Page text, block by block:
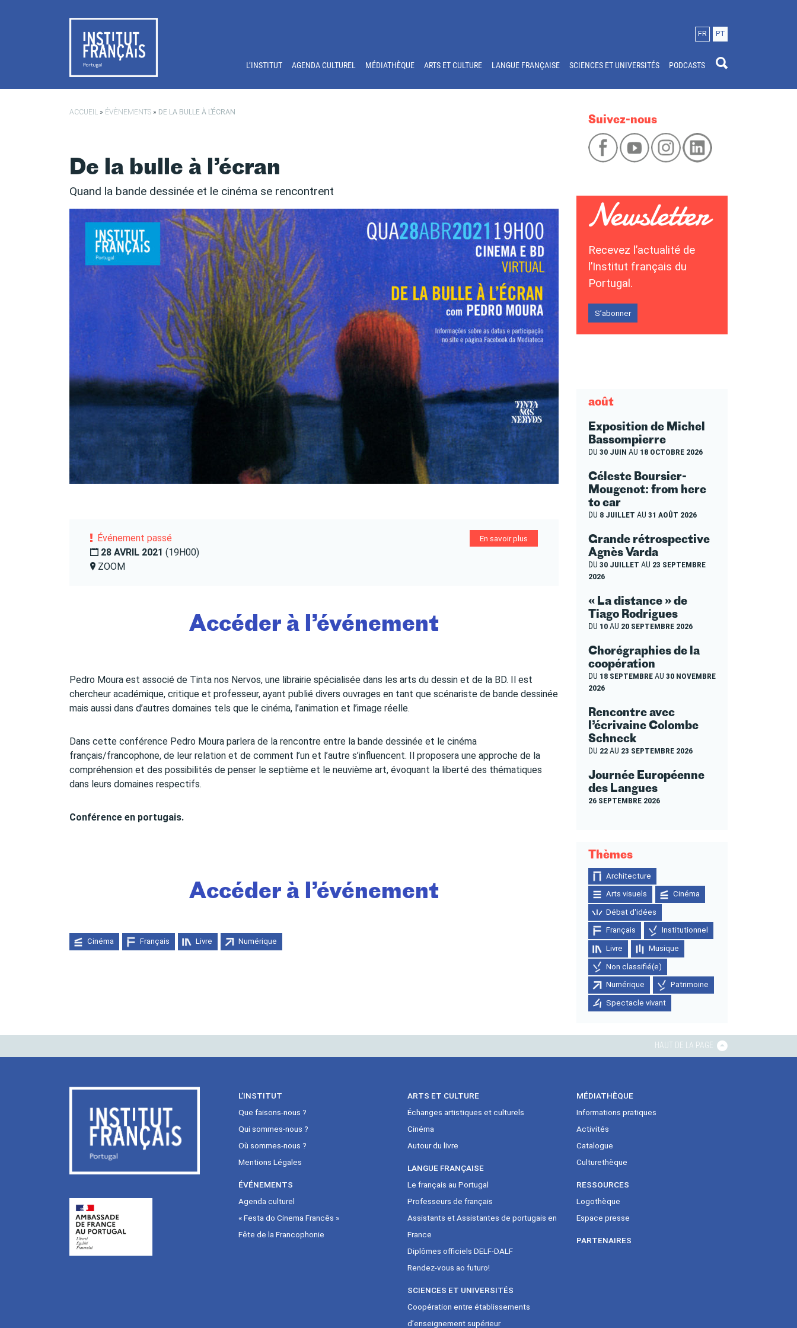
FR PT
L’INSTITUT AGENDA CULTUREL MÉDIATHÈQUE ARTS ET CULTURE LANGUE FRANÇAISE SCIENCES ET UNIVERSITÉS PODCASTS
ACCUEIL » ÉVÈNEMENTS » DE LA BULLE À L’ÉCRAN
De la bulle à l’écran
Quand la bande dessinée et le cinéma se rencontrent
Événement passé
28 AVRIL 2021 (19H00)
ZOOM
En savoir plus
Accéder à l’événement
Pedro Moura est associé de Tinta nos Nervos, une librairie spécialisée dans les arts du dessin et de la BD. Il est
chercheur académique, critique et professeur, ayant publié divers ouvrages en tant que scénariste de bande dessinée
mais aussi dans d’autres domaines tels que le cinéma, l’animation et l’image réelle.
Dans cette conférence Pedro Moura parlera de la rencontre entre la bande dessinée et le cinéma
français/francophone, de leur relation et de comment l’un et l’autre s’influencent. Il proposera une approche de la
compréhension et des possibilités de penser le septième et le neuvième art, évoquant la liberté des thématiques
dans leurs domaines respectifs.
Conférence en portugais.
Accéder à l’événement
Cinéma Français Livre Numérique
Suivez-nous
Recevez l’actualité de
l’Institut français du
Portugal.
S’abonner
août
Exposition de Michel
Bassompierre
DU 30 JUIN AU 18 OCTOBRE 2026
Céleste Boursier-
Mougenot: from here
to ear
DU 8 JUILLET AU 31 AOÛT 2026
Grande rétrospective
Agnès Varda
DU 30 JUILLET AU 23 SEPTEMBRE
2026
« La distance » de
Tiago Rodrigues
DU 10AU 20 SEPTEMBRE 2026
Chorégraphies de la
coopération
DU 18 SEPTEMBREAU 30 NOVEMBRE
2026
Rencontre avec
l’écrivaine Colombe
Schneck
DU 22AU 23 SEPTEMBRE 2026
Journée Européenne
des Langues
26 SEPTEMBRE 2026
Thèmes
Architecture
Arts visuels Cinéma
Débat d'idées
Français Institutionnel
Livre Musique
Non classifié(e)
Numérique Patrimoine
Spectacle vivant
HAUT DE LA PAGE
L’INSTITUT
Que faisons-nous ?
Qui sommes-nous ?
Où sommes-nous ?
Mentions Légales
ÉVÉNEMENTS
Agenda culturel
« Festa do Cinema Francês »
Fête de la Francophonie
ARTS ET CULTURE
Échanges artistiques et culturels
Cinéma
Autour du livre
LANGUE FRANÇAISE
Le français au Portugal
Professeurs de français
Assistants et Assistantes de portugais en
France
Diplômes officiels DELF-DALF
Rendez-vous ao futuro!
SCIENCES ET UNIVERSITÉS
Coopération entre établissements
d’enseignement supérieur
MÉDIATHÈQUE
Informations pratiques
Activités
Catalogue
Culturethèque
RESSOURCES
Logothèque
Espace presse
PARTENAIRES